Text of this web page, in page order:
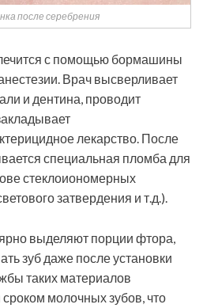
после серебрения
с помощью бормашины
Врач высверливает
и дентина, проводит
лекарство. После
специальная пломба для
стеклоиономерных
затвердения и т.д.).
выделяют порции фтора,
зуб даже после установки
таких материалов
молочных зубов, что